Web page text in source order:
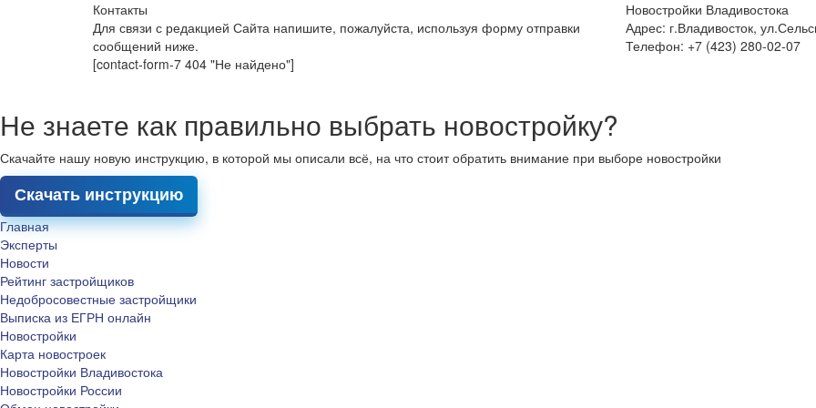
Контакты
Для связи с редакцией Сайта напишите, пожалуйста, используя форму отправки
сообщений ниже.
[contact-form-7 404 "Не найдено"]
Новостройки Владивостока
Адрес: г.Владивосток,
Телефон: +7 (423) 280-02-07
Не знаете как правильно выбрать новостройку?
Скачайте нашу новую инструкцию, в которой мы описали всё, на что стоит обратить внимание при выборе новостройки
Скачать инструкцию
Главная
Эксперты
Новости
Рейтинг застройщиков
Недобросовестные застройщики
Выписка из ЕГРН онлайн
Новостройки
Карта новостроек
Новостройки Владивостока
Новостройки России